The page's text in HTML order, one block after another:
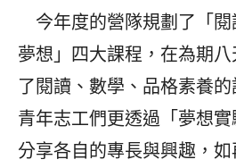
今年度的營隊規劃了「閱
夢想」四大課程，在為期
了閱讀、數學、品格素養
青年志工們更透過「夢想
分享各自的專長與興趣，